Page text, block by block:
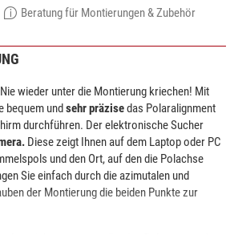
Beratung für Montierungen & Zubehör
Nie wieder unter die Montierung kriechen! Mit
bequem undsehr präzisedas Polaralignment
durchführen. Der elektronische Sucher
Diese zeigt Ihnen auf dem Laptop oder PC
und den Ort, auf den die Polachse
Sie einfach durch die azimutalen und
der Montierung die beiden Punkte zur